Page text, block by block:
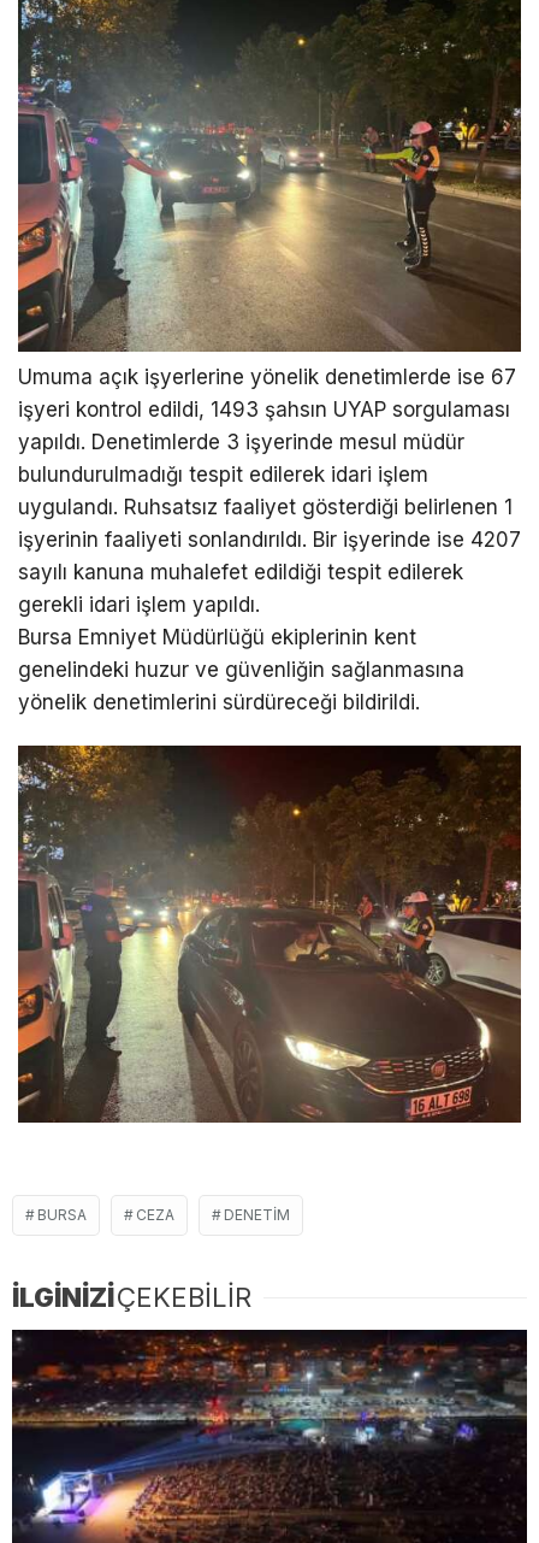
Umuma açık işyerlerine yönelik denetimlerde ise 67
işyeri kontrol edildi, 1493 şahsın UYAP sorgulaması
yapıldı. Denetimlerde 3 işyerinde mesul müdür
bulundurulmadığı tespit edilerek idari işlem
uygulandı. Ruhsatsız faaliyet gösterdiği belirlenen 1
işyerinin faaliyeti sonlandırıldı. Bir işyerinde ise 4207
sayılı kanuna muhalefet edildiği tespit edilerek
gerekli idari işlem yapıldı.
Bursa Emniyet Müdürlüğü ekiplerinin kent
genelindeki huzur ve güvenliğin sağlanmasına
yönelik denetimlerini sürdüreceği bildirildi.
BURSA CEZA DENETIM
İLGİNİZİÇEKEBİLİR